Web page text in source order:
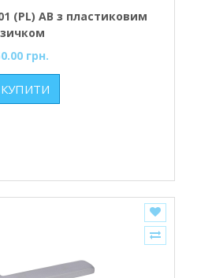
(PL) AB з пластиковим
грн.
КУПИТИ